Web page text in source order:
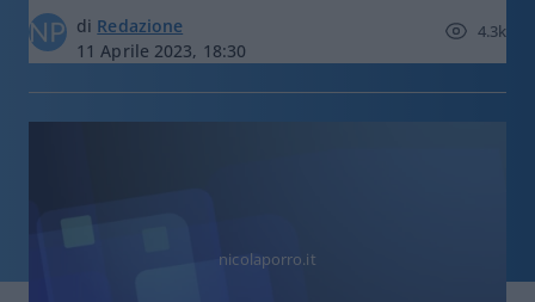
di Redazione
11 Aprile 2023, 18:30
4.3k
nicolaporro.it